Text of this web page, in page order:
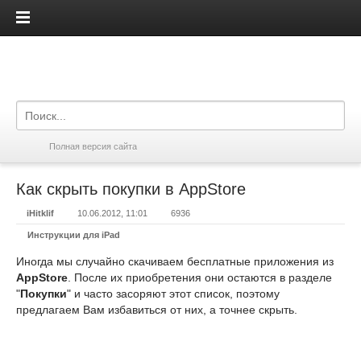
iPadis.ru
Полная версия сайта
Как скрыть покупки в AppStore
iHitklif 10.06.2012, 11:01 6936
Инструкции для iPad
Иногда мы случайно скачиваем бесплатные приложения из
AppStore . После их приобретения они остаются в разделе
"Покупки" и часто засоряют этот список, поэтому
предлагаем Вам избавиться от них, а точнее скрыть.